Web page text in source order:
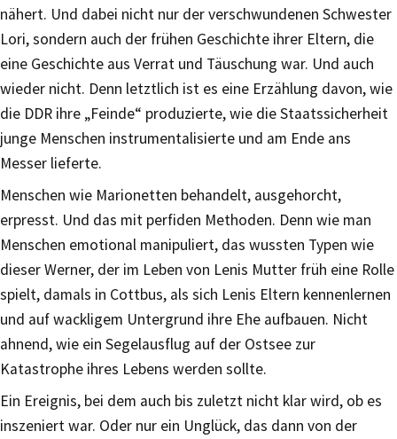
nähert. Und dabei nicht nur der verschwundenen Schwester
Lori, sondern auch der frühen Geschichte ihrer Eltern, die
eine Geschichte aus Verrat und Täuschung war. Und auch
wieder nicht. Denn letztlich ist es eine Erzählung davon, wie
die DDR ihre „Feinde“ produzierte, wie die Staatssicherheit
junge Menschen instrumentalisierte und am Ende ans
Messer lieferte.
Menschen wie Marionetten behandelt, ausgehorcht,
erpresst. Und das mit perfiden Methoden. Denn wie man
Menschen emotional manipuliert, das wussten Typen wie
dieser Werner, der im Leben von Lenis Mutter früh eine Rolle
spielt, damals in Cottbus, als sich Lenis Eltern kennenlernen
und auf wackligem Untergrund ihre Ehe aufbauen. Nicht
ahnend, wie ein Segelausflug auf der Ostsee zur
Katastrophe ihres Lebens werden sollte.
Ein Ereignis, bei dem auch bis zuletzt nicht klar wird, ob es
inszeniert war. Oder nur ein Unglück, das dann von der